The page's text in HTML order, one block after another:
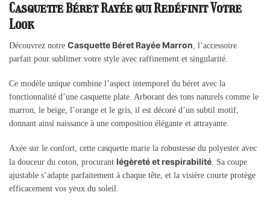
Casquette Béret Rayée qui Redéfinit Votre
Look
Découvrez notre Casquette Béret Rayée Marron , l’accessoire
parfait pour sublimer votre style avec raffinement et singularité.
Ce modèle unique combine l’aspect intemporel du béret avec la
fonctionnalité d’une casquette plate. Arborant des tons naturels comme le
marron, le beige, l’orange et le gris, il est décoré d’un subtil motif,
donnant ainsi naissance à une composition élégante et attrayante.
Axée sur le confort, cette casquette marie la robustesse du polyester avec
la douceur du coton, procurant légèreté et respirabilité. Sa coupe
ajustable s’adapte parfaitement à chaque tête, et la visière courte protège
efficacement vos yeux du soleil.